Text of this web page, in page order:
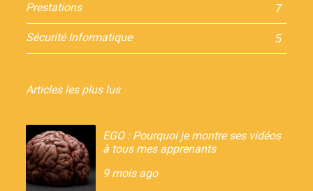
Prestations 7
Sécurité Informatique 5
Articles les plus lus
EGO : Pourquoi je montre ses vidéos
à tous mes apprenants
9 mois ago